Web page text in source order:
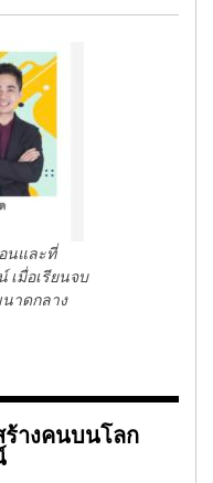
นและที่
เมื่อเรียนจบ
าดกลาง
างคนบนโลก